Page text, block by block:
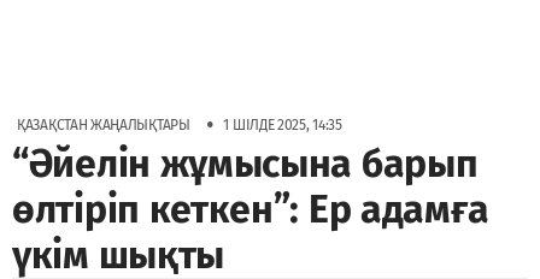
ҚАЗАҚСТАН ЖАҢАЛЫҚТАРЫ • 1 ШІЛДЕ 2025, 14:35
“Әйелін жұмысына барып
өлтіріп кеткен”: Ер адамға
үкім шықты